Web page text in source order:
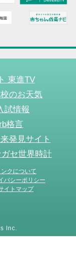
東進TV
のお天気
試情報
格言
発見サイト
セ世界時計
ンクについて
バシーポリシー
イトマップ
Inc.